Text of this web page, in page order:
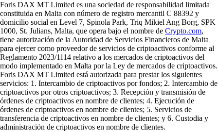
Foris DAX MT Limited es una sociedad de responsabilidad limitada
constituida en Malta con número de registro mercantil C 88392 y
domicilio social en Level 7, Spinola Park, Triq Mikiel Ang Borg, SPK
1000, St. Julians, Malta, que opera bajo el nombre de Crypto.com,
tiene autorización de la Autoridad de Servicios Financieros de Malta
para ejercer como proveedor de servicios de criptoactivos conforme al
Reglamento 2023/1114 relativo a los mercados de criptoactivos del
modo implementado en Malta por la Ley de mercados de criptoactivos.
Foris DAX MT Limited está autorizada para prestar los siguientes
servicios: 1. Intercambio de criptoactivos por fondos; 2. Intercambio de
criptoactivos por otros criptoactivos; 3. Recepción y transmisión de
órdenes de criptoactivos en nombre de clientes; 4. Ejecución de
órdenes de criptoactivos en nombre de clientes; 5. Servicios de
transferencia de criptoactivos en nombre de clientes; y 6. Custodia y
administración de criptoactivos en nombre de clientes.